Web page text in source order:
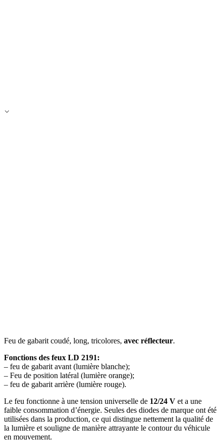
Feu de gabarit coudé, long, tricolores, avec réflecteur.
Fonctions des feux LD 2191:
– feu de gabarit avant (lumière blanche);
– Feu de position latéral (lumière orange);
– feu de gabarit arrière (lumière rouge).
Le feu fonctionne à une tension universelle de 12/24 V et a une
faible consommation d’énergie. Seules des diodes de marque ont été
utilisées dans la production, ce qui distingue nettement la qualité de
la lumière et souligne de manière attrayante le contour du véhicule
en mouvement.